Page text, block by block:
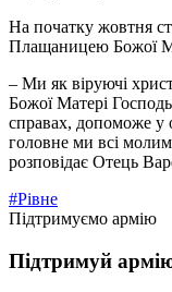
На початку жовтня
Плащаницею Божої
– Ми як віруючі
Божої Матері
справах, допоможе у
головне ми всі
розповідає Отець
#Рівне
Підтримуємо армію
Підтримуй